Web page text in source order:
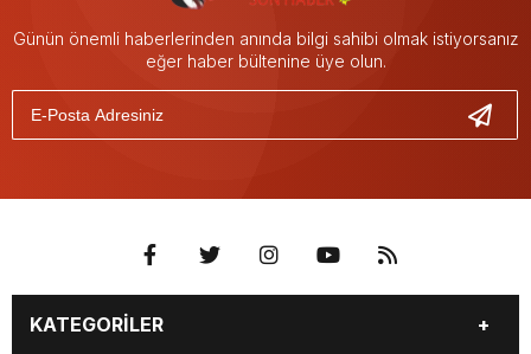
Günün önemli haberlerinden anında bilgi sahibi olmak istiyorsanız
eğer haber bültenine üye olun.
KATEGORİLER